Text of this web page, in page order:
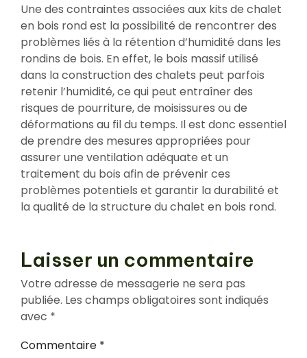
Une des contraintes associées aux kits de chalet
en bois rond est la possibilité de rencontrer des
problèmes liés à la rétention d’humidité dans les
rondins de bois. En effet, le bois massif utilisé
dans la construction des chalets peut parfois
retenir l’humidité, ce qui peut entraîner des
risques de pourriture, de moisissures ou de
déformations au fil du temps. Il est donc essentiel
de prendre des mesures appropriées pour
assurer une ventilation adéquate et un
traitement du bois afin de prévenir ces
problèmes potentiels et garantir la durabilité et
la qualité de la structure du chalet en bois rond.
Laisser un commentaire
Votre adresse de messagerie ne sera pas
publiée. Les champs obligatoires sont indiqués
avec *
Commentaire *